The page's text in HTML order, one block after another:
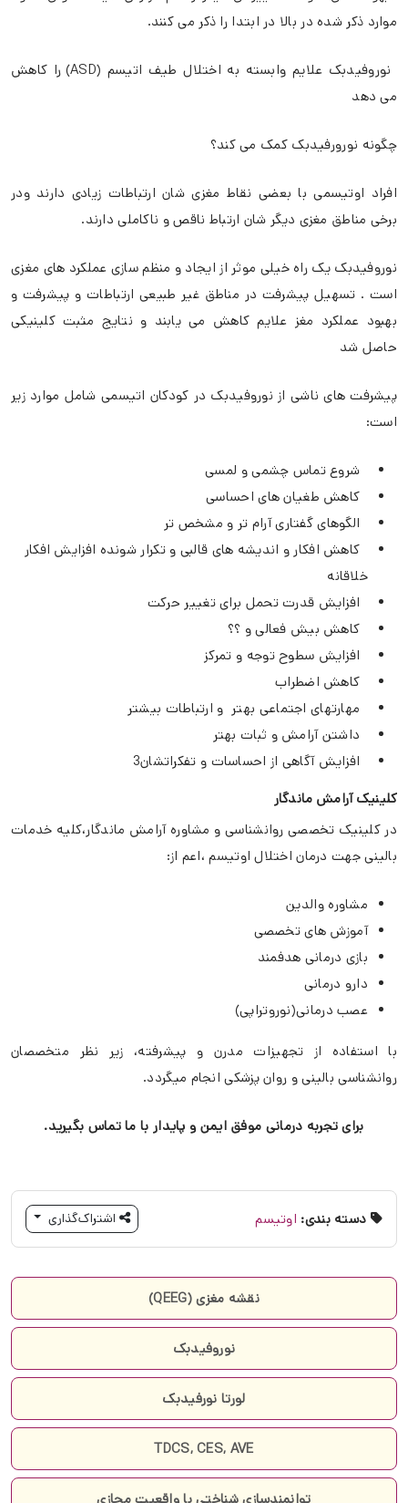
موارد ذکر شده در بالا در ابتدا را ذکر می کنند.
نوروفیدبک علایم وابسته به اختلال طیف اتیسم (ASD) را کاهش
می دهد
چگونه نورورفیدبک کمک می کند؟
افراد اوتیسمی با بعضی نقاط مغزی شان ارتباطات زیادی دارند ودر
برخی مناطق مغزی دیگر شان ارتباط ناقص و ناکاملی دارند.
نوروفیدبک یک راه خیلی موثر از ایجاد و منظم سازی عملکرد های مغزی
است . تسهیل پیشرفت در مناطق غیر طبیعی ارتباطات و پیشرفت و
بهبود عملکرد مغز علایم کاهش می یابند و نتایج مثبت کلینیکی
حاصل شد
پیشرفت های ناشی از نوروفیدبک در کودکان اتیسمی شامل موارد زیر
است:
شروع تماس چشمی و لمسی
کاهش طغیان های احساسی
الگوهای گفتاری آرام تر و مشخص تر
کاهش افکار و اندیشه های قالبی و تکرار شونده افزایش افکار
خلاقانه
افزایش قدرت تحمل برای تغییر حرکت
کاهش بیش فعالی و ؟؟
افزایش سطوح توجه و تمرکز
کاهش اضطراب
مهارتهای اجتماعی بهتر و ارتباطات بیشتر
داشتن آرامش و ثبات بهتر
افزایش آگاهی از احساسات و تفکراتشان3
کلینیک آرامش ماندگار
در کلینیک تخصصی روانشناسی و مشاوره آرامش ماندگار،کلیه خدمات
بالینی جهت درمان اختلال اوتیسم ،اعم از:
مشاوره والدین
آموزش های تخصصی
بازی درمانی هدفمند
دارو درمانی
عصب درمانی(نوروتراپی)
با استفاده از تجهیزات مدرن و پیشرفته، زیر نظر متخصصان
روانشناسی بالینی و روان پزشکی انجام میگردد.
برای تجربه درمانی موفق ایمن و پایدار با ما تماس بگیرید.
دسته بندی: اوتیسم اشتراک‌گذاری
نقشه مغزی (QEEG)
نوروفیدبک
لورتا نورفیدبک
TDCS, CES, AVE
توانمندسازی شناختی با واقعیت مجازی